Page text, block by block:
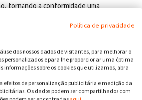
tornando a conformidade uma
as informações necessárias em
e fácil de usar.
granular garante que os usuários
Política de privacidade
dos nossos dados de visitantes, para melhorar o
personalizados e para lhe proporcionar uma óptima
informações sobre os cookies que utilizamos, abra
efeitos de personalização publicitária e medição da
Os dados podem ser compartilhados com
podem ser encontradas aqui.